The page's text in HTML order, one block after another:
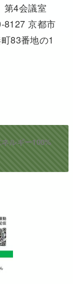
4会議室
8127 京都市
83番地の1
ルギー100%